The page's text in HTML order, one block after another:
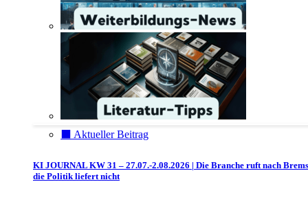
⬛️ Aktueller Beitrag
KI JOURNAL KW 31 – 27.07.-2.08.2026 | Die Branche ruft nach
die Politik liefert nicht